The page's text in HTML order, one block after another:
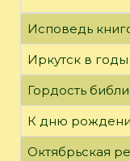
Исповедь
Иркутск в
Гордость
К дню
Октябрьская